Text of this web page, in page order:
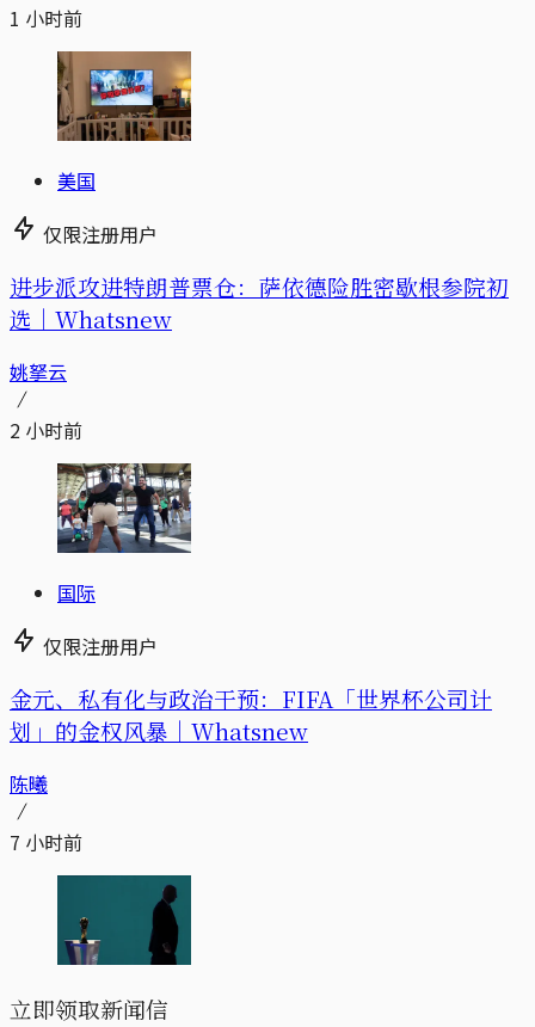
1 小时前
美国
仅限注册用户
进步派攻进特朗普票仓：萨依德险胜密歇根参院初
选｜Whatsnew
姚拏云
2 小时前
国际
仅限注册用户
金元、私有化与政治干预：FIFA「世界杯公司计
划」的金权风暴｜Whatsnew
陈曦
7 小时前
立即领取新闻信